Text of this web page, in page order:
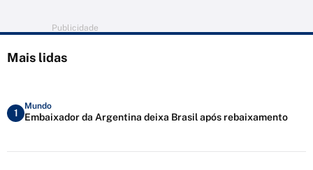
Publicidade
Mais lidas
1
Mundo
Embaixador da Argentina deixa Brasil após rebaixamento